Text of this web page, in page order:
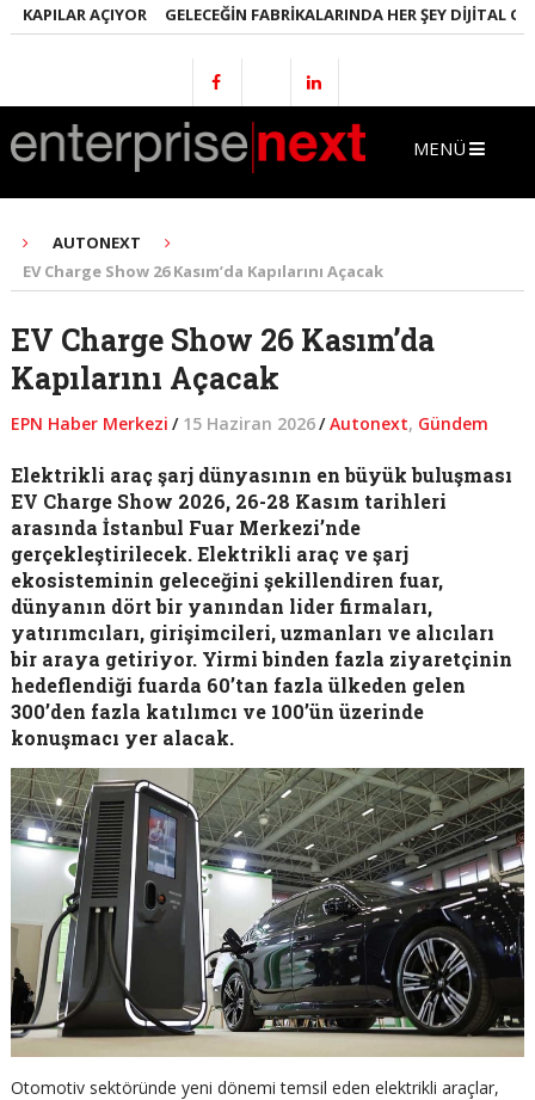
AÇIYOR GELECEĞIN FABRIKALARINDA HER ŞEY DIJITAL
MENÜ
AUTONEXT
EV Charge Show 26 Kasım’da Kapılarını Açacak
EV Charge Show 26 Kasım’da
Kapılarını Açacak
EPN Haber Merkezi / 15 Haziran 2026/ Autonext, Gündem
Elektrikli araç şarj dünyasının en büyük buluşması
EV Charge Show 2026, 26-28 Kasım tarihleri
arasında İstanbul Fuar Merkezi’nde
gerçekleştirilecek. Elektrikli araç ve şarj
ekosisteminin geleceğini şekillendiren fuar,
dünyanın dört bir yanından lider firmaları,
yatırımcıları, girişimcileri, uzmanları ve alıcıları
bir araya getiriyor. Yirmi binden fazla ziyaretçinin
hedeflendiği fuarda 60’tan fazla ülkeden gelen
300’den fazla katılımcı ve 100’ün üzerinde
konuşmacı yer alacak.
Otomotiv sektöründe yeni dönemi temsil eden elektrikli araçlar,